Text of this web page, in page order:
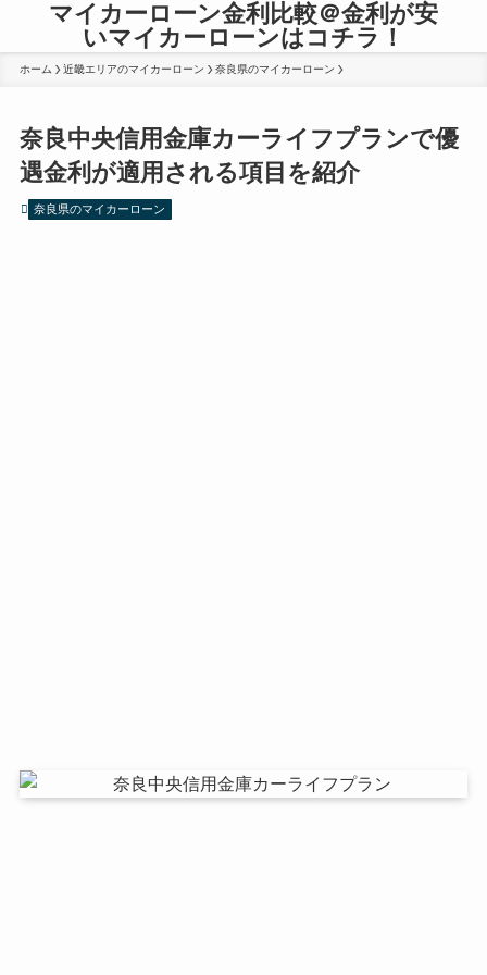
マイカーローン金利比較＠金利が安
いマイカーローンはコチラ！
ホーム 近畿エリアのマイカーローン 奈良県のマイカーローン
奈良中央信用金庫カーライフプランで優
遇金利が適用される項目を紹介
奈良県のマイカーローン